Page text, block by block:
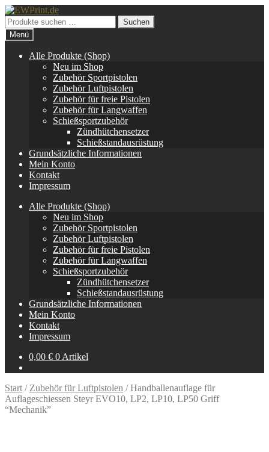
Zur
Navigation
springen
Zum
Inhalt
springen
Suchen
nach:
Suchen
Menü
Alle Produkte (Shop)
Neu im Shop
Zubehör Sportpistolen
Zubehör Luftpistolen
Zubehör für freie Pistolen
Zubehör für Langwaffen
Schießsportzubehör
Zündhütchensetzer
Schießstandausrüstung
Grundsätzliche Informationen
Mein Konto
Kontakt
Impressum
Alle Produkte (Shop)
Neu im Shop
Zubehör Sportpistolen
Zubehör Luftpistolen
Zubehör für freie Pistolen
Zubehör für Langwaffen
Schießsportzubehör
Zündhütchensetzer
Schießstandausrüstung
Grundsätzliche Informationen
Mein Konto
Kontakt
Impressum
0,00 € 0 Artikel
Start / Zubehör für Luftpistolen /Handballenauflage für
Auflageschiessen Steyr EVO10, LP2, LP10, LP50 Griff
“Mechanik”